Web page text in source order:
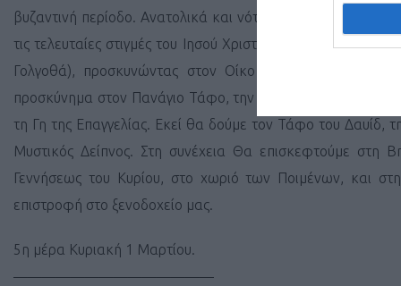
βυζαντινή περίοδο. Ανατολικά και νότια της παλιάς
τις τελευταίες στιγμές του Ιησού Χριστού. Θα
Γολγοθά), προσκυνώντας στον Οίκο Ιωακείμ και
προσκύνημα στον Πανάγιο Τάφο, την ιερότερη απ’ όλες τις
τη Γη της Επαγγελίας. Εκεί θα δούμε τον Τάφο του Δαυίδ,
Μυστικός Δείπνος. Στη συνέχεια Θα επισκεφτούμε στη
Γεννήσεως του Κυρίου, στο χωριό των Ποιμένων, και
επιστροφή στο ξενοδοχείο μας.
5η μέρα Κυριακή 1 Μαρτίου.
——————————————